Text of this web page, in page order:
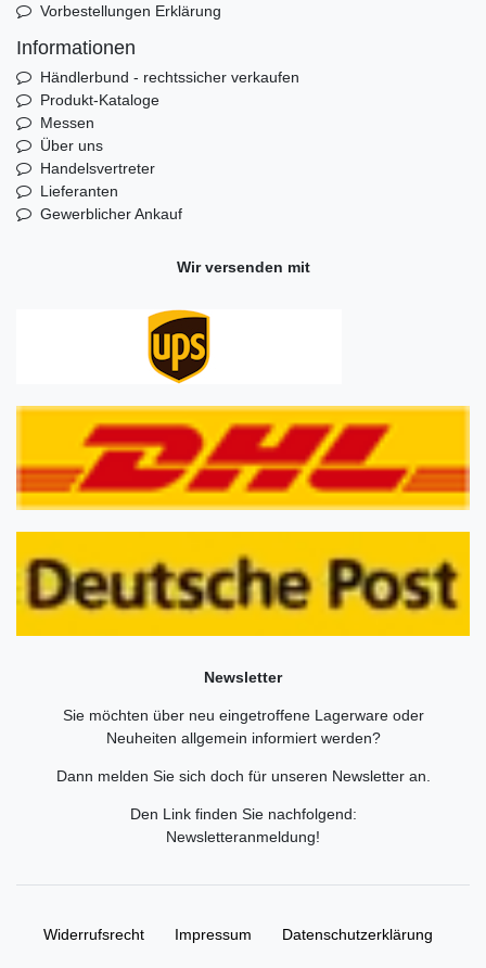
Vorbestellungen Erklärung
Informationen
Händlerbund - rechtssicher verkaufen
Produkt-Kataloge
Messen
Über uns
Handelsvertreter
Lieferanten
Gewerblicher Ankauf
Wir versenden mit
Newsletter
Sie möchten über neu eingetroffene Lagerware oder
Neuheiten allgemein informiert werden?
Dann melden Sie sich doch für unseren Newsletter an.
Den Link finden Sie nachfolgend:
Newsletteranmeldung!
Widerrufs­recht Impressum Daten­schutz­erklärung